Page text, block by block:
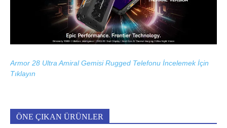
Armor 28 Ultra Amiral Gemisi Rugged Telefonu İncelemek İçin
Tıklayın
ÖNE ÇIKAN ÜRÜNLER